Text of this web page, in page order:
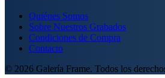
Quiénes Somos
Sobre Nuestros Grabados
Condiciones de Compra
Contacto
© 2026 Galería Frame. Todos los